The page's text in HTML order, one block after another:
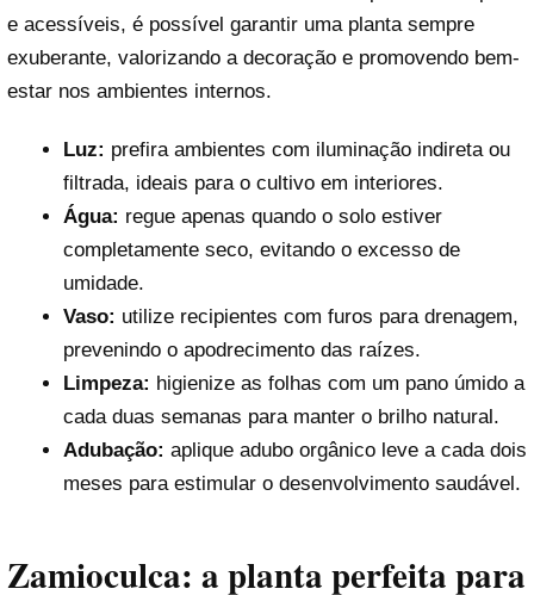
e acessíveis, é possível garantir uma planta sempre
exuberante, valorizando a decoração e promovendo bem-
estar nos ambientes internos.
Luz: prefira ambientes com iluminação indireta ou
filtrada, ideais para o cultivo em interiores.
Água: regue apenas quando o solo estiver
completamente seco, evitando o excesso de
umidade.
Vaso: utilize recipientes com furos para drenagem,
prevenindo o apodrecimento das raízes.
Limpeza: higienize as folhas com um pano úmido a
cada duas semanas para manter o brilho natural.
Adubação: aplique adubo orgânico leve a cada dois
meses para estimular o desenvolvimento saudável.
Zamioculca: a planta perfeita para